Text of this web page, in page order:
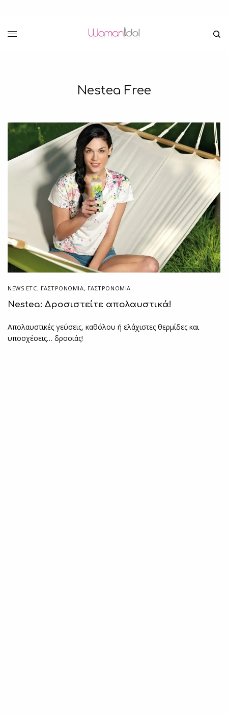
Nestea Free
NEWS ETC. ΓΑΣΤΡΟΝΟΜΊΑ, ΓΑΣΤΡΟΝΟΜΙΑ
Nestea: Δροσιστείτε απολαυστικά!
Απολαυστικές γεύσεις, καθόλου ή ελάχιστες θερμίδες και
υποσχέσεις… δροσιάς!